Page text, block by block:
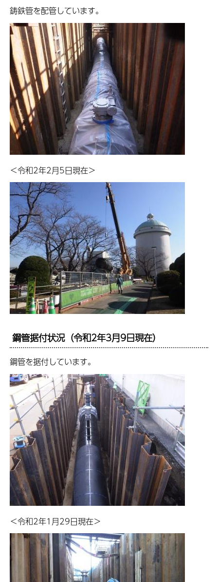
鋳鉄管を配管しています。
＜令和2年2月5日現在＞
鋼管据付状況（令和2年3月9日現在）
鋼管を据付しています。
＜令和2年1月29日現在＞